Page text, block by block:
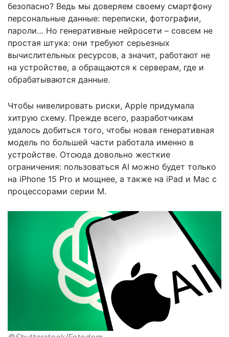
безопасно? Ведь мы доверяем своему смартфону
персональные данные: переписки, фотографии,
пароли… Но генеративные нейросети – совсем не
простая штука: они требуют серьезных
вычислительных ресурсов, а значит, работают не
на устройстве, а обращаются к серверам, где и
обрабатываются данные.
Чтобы нивелировать риски, Apple придумала
хитрую схему. Прежде всего, разработчикам
удалось добиться того, чтобы новая генеративная
модель по большей части работала именно в
устройстве. Отсюда довольно жесткие
ограничения: пользоваться AI можно будет только
на iPhone 15 Pro и мощнее, а также на iPad и Mac с
процессорами серии М.